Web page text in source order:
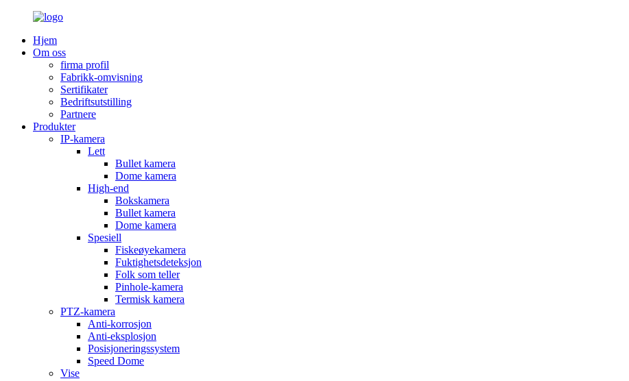
Hjem
Om oss
firma profil
Fabrikk-omvisning
Sertifikater
Bedriftsutstilling
Partnere
Produkter
IP-kamera
Lett
Bullet kamera
Dome kamera
High-end
Bokskamera
Bullet kamera
Dome kamera
Spesiell
Fiskeøyekamera
Fuktighetsdeteksjon
Folk som teller
Pinhole-kamera
Termisk kamera
PTZ-kamera
Anti-korrosjon
Anti-eksplosjon
Posisjoneringssystem
Speed ​​Dome
Vise